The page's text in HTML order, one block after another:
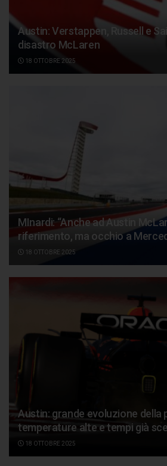
Austin: Verstappen, Russell e
disastro McLaren
18 OTTOBRE 2025
MInardi: “Anche ad Austin
riferimento, ma occhio a
18 OTTOBRE 2025
Austin: grande evoluzione della
temperature alte e tempi già
18 OTTOBRE 2025